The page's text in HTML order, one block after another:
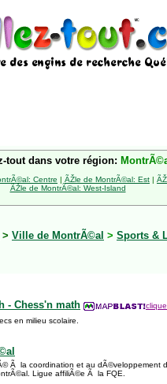
tout dans votre région:
Centre | ÃŽle de MontrÃ©al: Est |
ÃŽle de MontrÃ©al: West-Island
> Ville de MontrÃ©al > Sports &
- Chess'n math
en milieu scolaire.
Ã la coordination et au dÃ©veloppement
Ligue affiliÃ©e Ã la FQE.